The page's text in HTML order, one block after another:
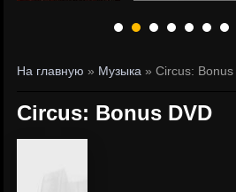
На главную » Музыка » Circus: Bonus
Circus: Bonus DVD